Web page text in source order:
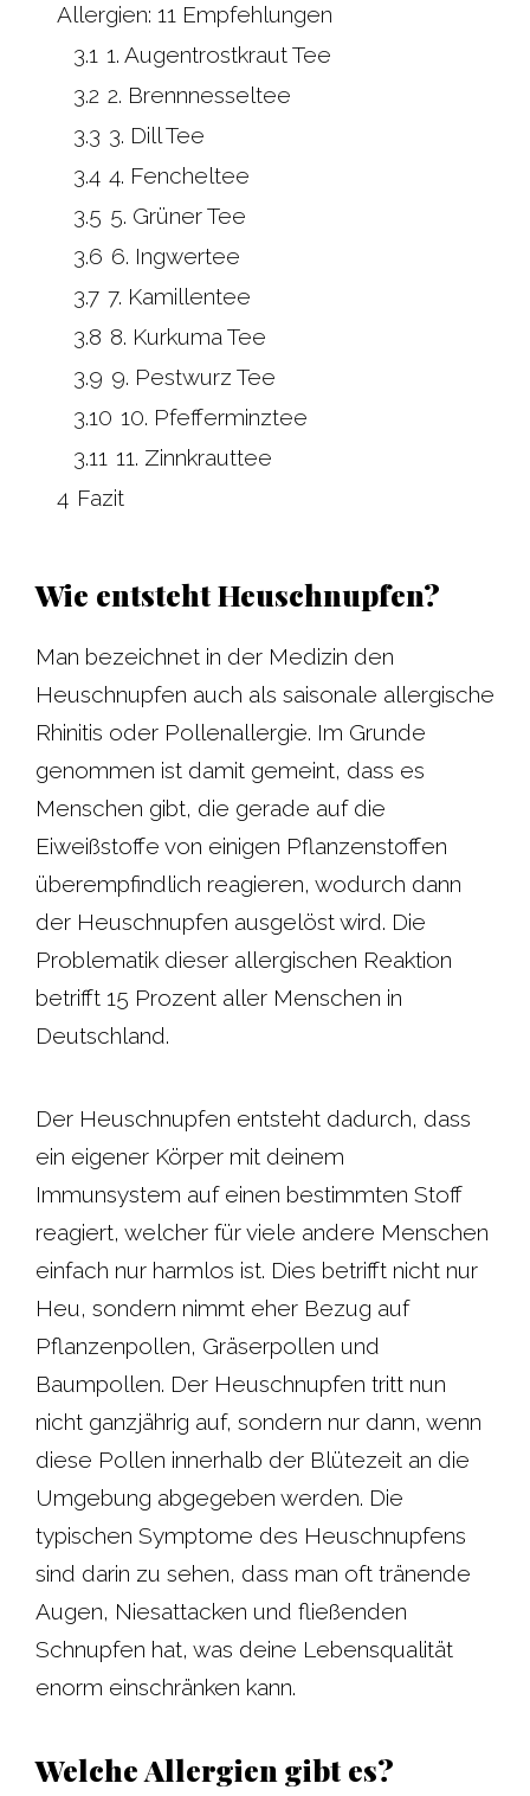
Allergien: 11 Empfehlungen
3.1 1. Augentrostkraut Tee
3.2 2. Brennnesseltee
3.3 3. Dill Tee
3.4 4. Fencheltee
3.5 5. Grüner Tee
3.6 6. Ingwertee
3.7 7. Kamillentee
3.8 8. Kurkuma Tee
3.9 9. Pestwurz Tee
3.10 10. Pfefferminztee
3.11 11. Zinnkrauttee
4 Fazit
Wie entsteht Heuschnupfen?
Man bezeichnet in der Medizin den
Heuschnupfen auch als saisonale allergische
Rhinitis oder Pollenallergie. Im Grunde
genommen ist damit gemeint, dass es
Menschen gibt, die gerade auf die
Eiweißstoffe von einigen Pflanzenstoffen
überempfindlich reagieren, wodurch dann
der Heuschnupfen ausgelöst wird. Die
Problematik dieser allergischen Reaktion
betrifft 15 Prozent aller Menschen in
Deutschland.
Der Heuschnupfen entsteht dadurch, dass
ein eigener Körper mit deinem
Immunsystem auf einen bestimmten Stoff
reagiert, welcher für viele andere Menschen
einfach nur harmlos ist. Dies betrifft nicht nur
Heu, sondern nimmt eher Bezug auf
Pflanzenpollen, Gräserpollen und
Baumpollen. Der Heuschnupfen tritt nun
nicht ganzjährig auf, sondern nur dann, wenn
diese Pollen innerhalb der Blütezeit an die
Umgebung abgegeben werden. Die
typischen Symptome des Heuschnupfens
sind darin zu sehen, dass man oft tränende
Augen, Niesattacken und fließenden
Schnupfen hat, was deine Lebensqualität
enorm einschränken kann.
Welche Allergien gibt es?